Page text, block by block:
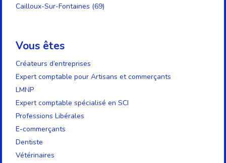
Cailloux-Sur-Fontaines (69)
Vous êtes
Créateurs d’entreprises
Expert comptable pour Artisans et commerçants
LMNP
Expert comptable spécialisé en SCI
Professions Libérales
E-commerçants
Dentiste
Vétérinaires